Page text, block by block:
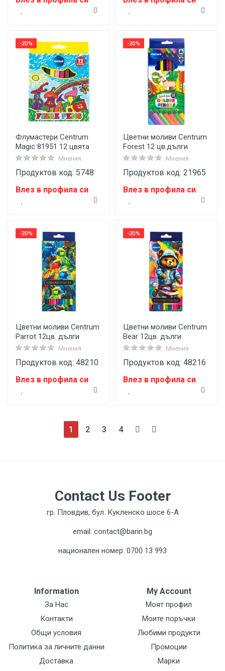
-20%
Флумастери Centrum
Magic 81951 12 цвята
Мнения
Продуктов код: 5748
Влез в профила си
-20%
Цветни моливи Centrum
Forest 12 цв.дълги
Мнения
Продуктов код: 21965
Влез в профила си
-20%
Цветни моливи Centrum
Parrot 12цв. дълги
Мнения
Продуктов код: 48210
Влез в профила си
-20%
Цветни моливи Centrum
Bear 12цв. дълги
Мнения
Продуктов код: 48216
Влез в профила си
1 (current)
2 3 4
Contact Us Footer
гр. Пловдив, бул. Кукленско шосе 6-А
email: contact@barin.bg
национален номер: 0700 13 993
Information
За Нас
Контакти
Общи условия
Политика за личните данни
Доставка
My Account
Моят профил
Моите поръчки
Любими продукти
Промоции
Марки